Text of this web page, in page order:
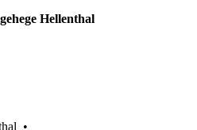
Hellenthal
•